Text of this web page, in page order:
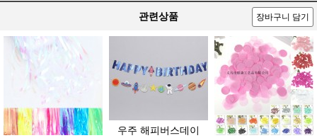
관련상품 장바구니 담기
우주 해피버스데이